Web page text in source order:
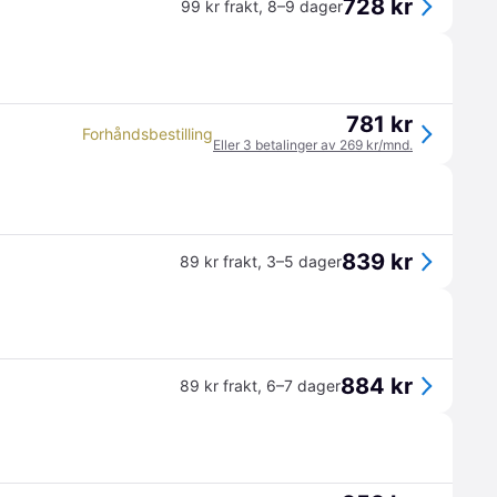
99 kr frakt, 8–9 dager728 kr
Forhåndsbestilling 781 kr
Eller 3 betalinger av 269 kr/mnd.
89 kr frakt, 3–5 dager839 kr
89 kr frakt, 6–7 dager884 kr